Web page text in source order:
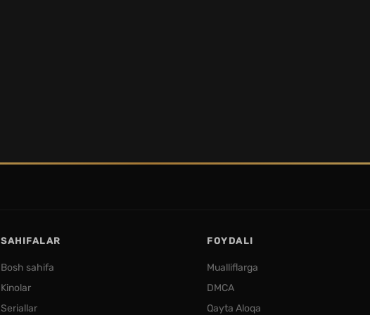
SAHIFALAR
Bosh sahifa
Kinolar
Seriallar
FOYDALI
Mualliflarga
DMCA
Qayta Aloqa